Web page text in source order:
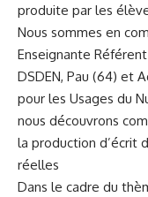
produite par les
Nous sommes en
Enseignante
DSDEN, Pau (64) et
pour les Usages du
nous découvrons
la production d’écrit
réelles
Dans le cadre du